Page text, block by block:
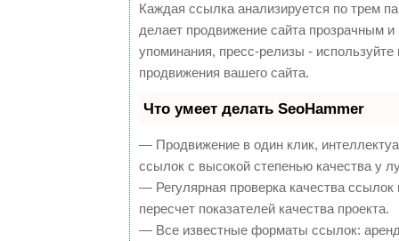
Каждая ссылка анализируется по трем
делает продвижение сайта прозрачным
упоминания, пресс-релизы -
продвижения вашего сайта.
Что умеет делать SeoHammer
— Продвижение в один клик,
ссылок с высокой степенью качества у
— Регулярная проверка качества
пересчет показателей качества проекта.
— Все известные форматы ссылок: